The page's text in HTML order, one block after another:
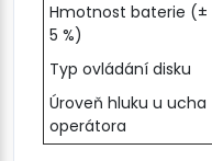
Hmotnost baterie (±
5 %)
Typ ovládání disku
Úroveň hluku u ucha
operátora